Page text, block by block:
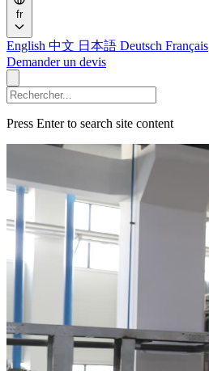
fr
English 中文 日本語 Deutsch Français
Demander un devis
Press Enter to search site content